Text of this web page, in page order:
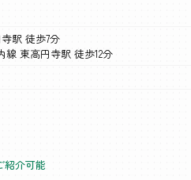
駅 徒歩7分
線 東高円寺駅 徒歩12分
紹介可能